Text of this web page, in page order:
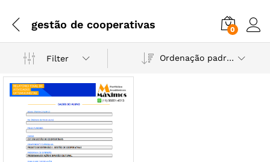
gestão de cooperativas 0
Filter Ordenação padrão